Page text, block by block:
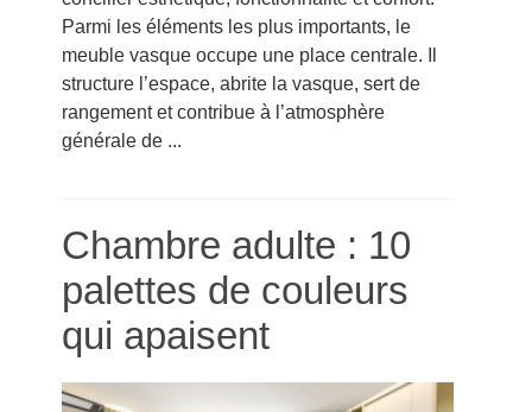
Parmi les éléments les plus importants, le
meuble vasque occupe une place centrale. Il
structure l’espace, abrite la vasque, sert de
rangement et contribue à l’atmosphère
générale de ...
Chambre adulte : 10
palettes de couleurs
qui apaisent